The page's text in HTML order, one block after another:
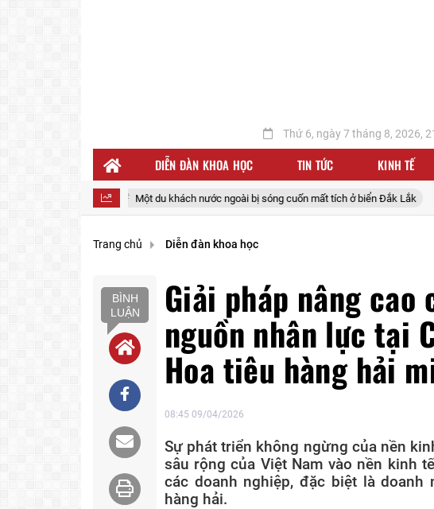
Thứ 6, ngày 7 tháng 8, 2026,
DIỄN ĐÀN KHOA HỌC TIN TỨC KINH TẾ
Một du khách nước ngoài bị sóng cuốn mất tích ở biển Đắk Lắk
Trang chủ Diễn đàn khoa học
BÌNH
LUẬN
Giải pháp nâng
nguồn nhân lực tại
Hoa tiêu hàng hải
08:45 09/04/2026
Sự phát triển không ngừng của nền
sâu rộng của Việt Nam vào nền kinh
các doanh nghiệp, đặc biệt là
hàng hải.